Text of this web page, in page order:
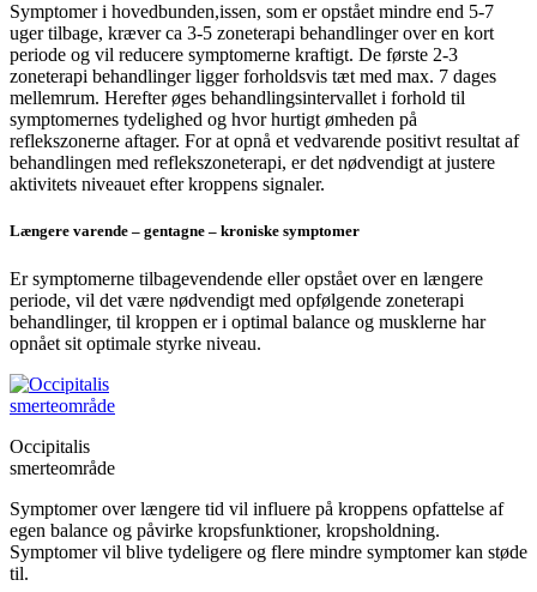
Symptomer i hovedbunden,issen, som er opstået mindre end 5-7
uger tilbage, kræver ca 3-5 zoneterapi behandlinger over en kort
periode og vil reducere symptomerne kraftigt. De første 2-3
zoneterapi behandlinger ligger forholdsvis tæt med max. 7 dages
mellemrum. Herefter øges behandlingsintervallet i forhold til
symptomernes tydelighed og hvor hurtigt ømheden på
reflekszonerne aftager. For at opnå et vedvarende positivt resultat af
behandlingen med reflekszoneterapi, er det nødvendigt at justere
aktivitets niveauet efter kroppens signaler.
Længere varende – gentagne – kroniske symptomer
Er symptomerne tilbagevendende eller opstået over en længere
periode, vil det være nødvendigt med opfølgende zoneterapi
behandlinger, til kroppen er i optimal balance og musklerne har
opnået sit optimale styrke niveau.
Occipitalis
smerteområde
Symptomer over længere tid vil influere på kroppens opfattelse af
egen balance og påvirke kropsfunktioner, kropsholdning.
Symptomer vil blive tydeligere og flere mindre symptomer kan støde
til.